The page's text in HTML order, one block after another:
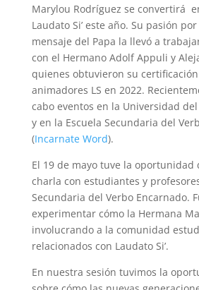
Marylou Rodríguez se convertirá
Laudato Si’ este año. Su pasión
mensaje del Papa la llevó a
con el Hermano Adolf Appuli y
quienes obtuvieron su
animadores LS en 2022.
cabo eventos en la Universidad
y en la Escuela Secundaria del
(Incarnate Word).
El 19 de mayo tuve la oportunidad
charla con estudiantes y
Secundaria del Verbo Encarnado.
experimentar cómo la Hermana
involucrando a la comunidad
relacionados con Laudato Si’.
En nuestra sesión tuvimos la